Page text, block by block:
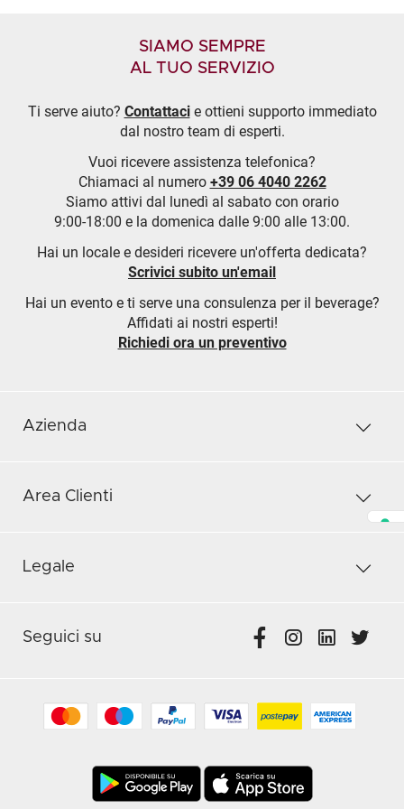
SIAMO SEMPRE
AL TUO SERVIZIO
Ti serve aiuto? Contattacie ottieni supporto immediato
dal nostro team di esperti.
Vuoi ricevere assistenza telefonica?
Chiamaci al numero +39 06 4040 2262
Siamo attivi dal lunedì al sabato con orario
9:00-18:00 e la domenica dalle 9:00 alle 13:00.
Hai un locale e desideri ricevere un'offerta dedicata?
Scrivici subito un'email
Hai un evento e ti serve una consulenza per il beverage?
Affidati ai nostri esperti!
Richiedi ora un preventivo
Azienda
Area Clienti
Legale
Seguici su